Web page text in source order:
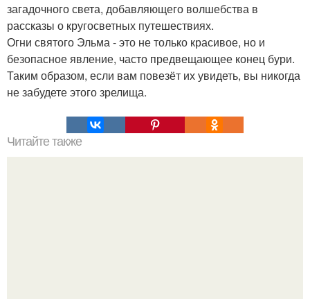
загадочного света, добавляющего волшебства в
рассказы о кругосветных путешествиях.
Огни святого Эльма - это не только красивое, но и
безопасное явление, часто предвещающее конец бури.
Таким образом, если вам повезёт их увидеть, вы никогда
не забудете этого зрелища.
Читайте также